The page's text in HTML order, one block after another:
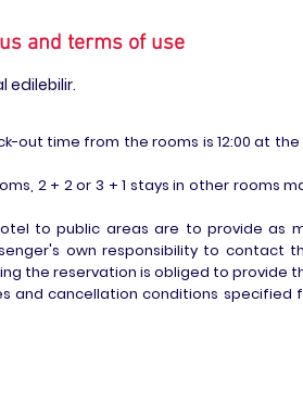
and terms of use
edilebilir.
out time from the rooms is 12:00 at
2 + 2 or 3 + 1 stays in other rooms
to public areas are to provide as
own responsibility to
the reservation is obliged to
and cancellation conditions